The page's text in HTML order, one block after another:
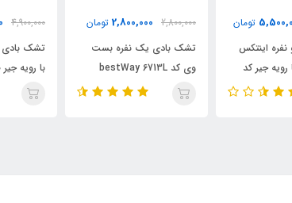
تومان
نفره بست
4,900,000
4,500,000 تومان
تشک بادی دو نفره بست وی
با رویه جیر ضد تعریق
کدbestWay 6713N
5,600,000
تشک بادی
67374